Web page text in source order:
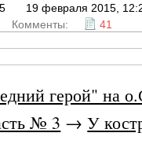
19 февраля 2015,
Комменты: 41
герой" на
№ 3 →У